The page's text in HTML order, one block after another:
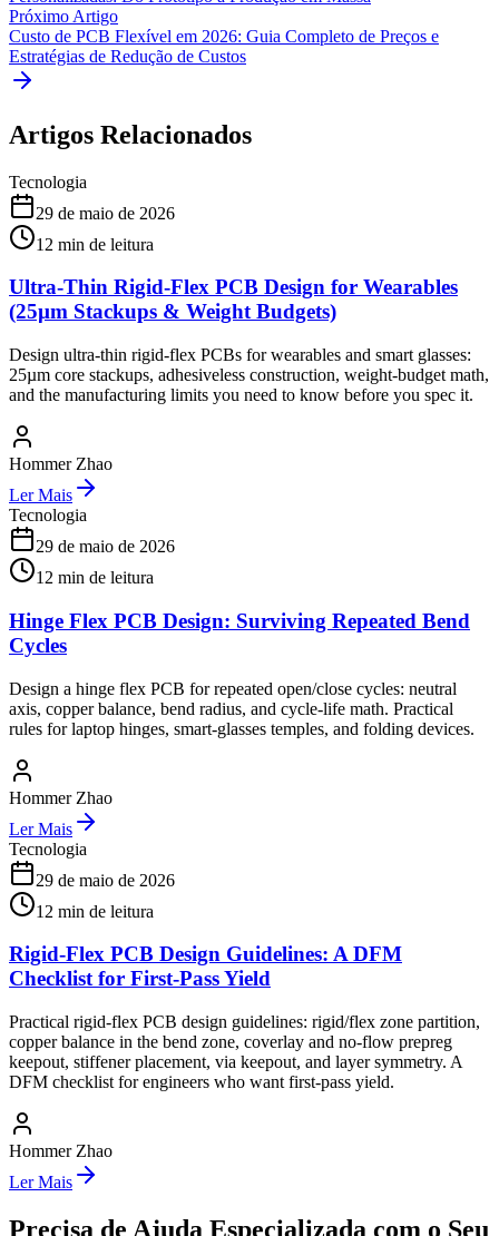
Próximo Artigo
Custo de PCB Flexível em 2026: Guia Completo de Preços e
Estratégias de Redução de Custos
Artigos Relacionados
Tecnologia
29 de maio de 2026
12 min de leitura
Ultra-Thin Rigid-Flex PCB Design for Wearables
(25µm Stackups & Weight Budgets)
Design ultra-thin rigid-flex PCBs for wearables and smart glasses:
25µm core stackups, adhesiveless construction, weight-budget math,
and the manufacturing limits you need to know before you spec it.
Hommer Zhao
Ler Mais
Tecnologia
29 de maio de 2026
12 min de leitura
Hinge Flex PCB Design: Surviving Repeated Bend
Cycles
Design a hinge flex PCB for repeated open/close cycles: neutral
axis, copper balance, bend radius, and cycle-life math. Practical
rules for laptop hinges, smart-glasses temples, and folding devices.
Hommer Zhao
Ler Mais
Tecnologia
29 de maio de 2026
12 min de leitura
Rigid-Flex PCB Design Guidelines: A DFM
Checklist for First-Pass Yield
Practical rigid-flex PCB design guidelines: rigid/flex zone partition,
copper balance in the bend zone, coverlay and no-flow prepreg
keepout, stiffener placement, via keepout, and layer symmetry. A
DFM checklist for engineers who want first-pass yield.
Hommer Zhao
Ler Mais
Precisa de Ajuda Especializada com o Seu